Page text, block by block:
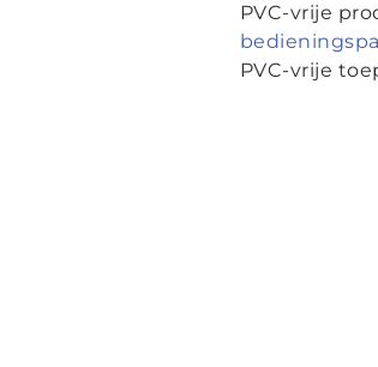
PVC-vrije
PVC-vrije